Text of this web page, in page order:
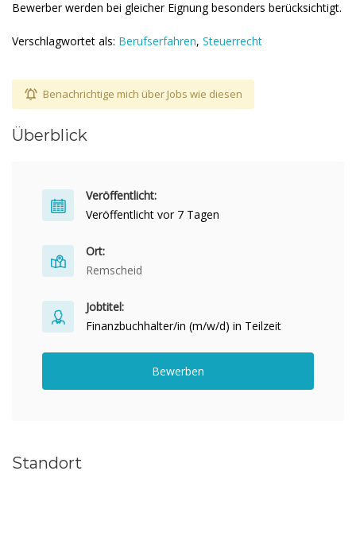
Bewerber werden bei gleicher Eignung besonders berücksichtigt.
Verschlagwortet als: Berufserfahren, Steuerrecht
Benachrichtige mich über Jobs wie diesen
Überblick
Veröffentlicht:
Veröffentlicht vor 7 Tagen
Ort:
Remscheid
Jobtitel:
Finanzbuchhalter/in (m/w/d) in Teilzeit
Bewerben
Standort